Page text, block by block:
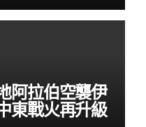
阿拉伯空襲伊
東戰火再升級